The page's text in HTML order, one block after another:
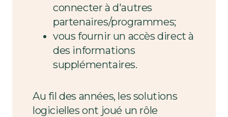
connecter à d'autres
partenaires/programmes;
vous fournir un accès direct à
des informations
supplémentaires.
Au fil des années, les solutions
logicielles ont joué un rôle